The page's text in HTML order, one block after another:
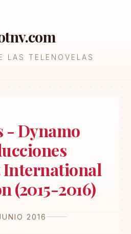
LAS TELENOVELAS
- Dynamo
International
(2015-2016)
2016